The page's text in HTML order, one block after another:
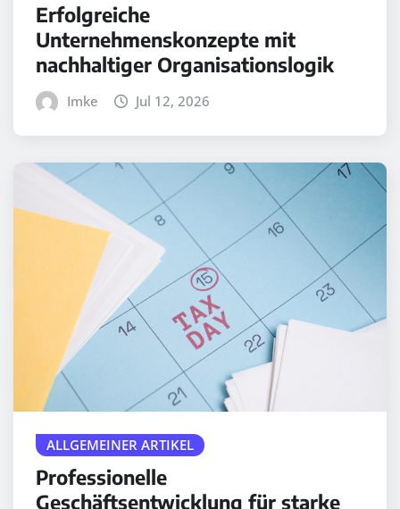
Erfolgreiche
Unternehmenskonzepte mit
nachhaltiger Organisationslogik
Imke Jul 12, 2026
ALLGEMEINER ARTIKEL
Professionelle
Geschäftsentwicklung für starke